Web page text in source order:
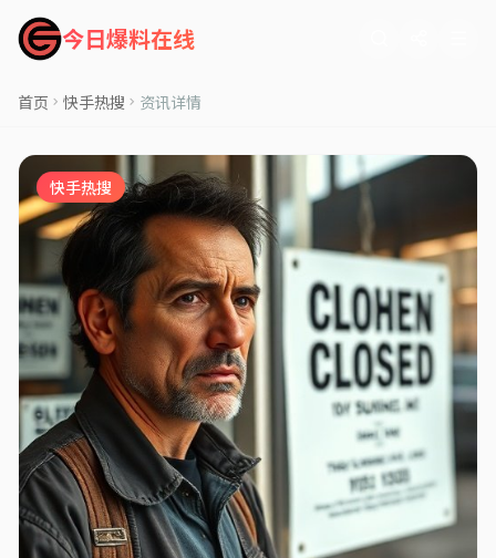
今日爆料在线
首页 快手热搜 资讯详情
快手热搜